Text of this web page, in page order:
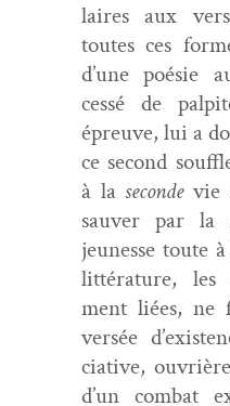
laires aux
toutes ces
d’une poésie
cessé de
épreuve, lui a
ce sec­ond
à lasec­ondevie
sauver par la
jeunesse toute
lit­téra­ture, les
ment liées, ne
ver­sée
cia­tive,
d’un com­bat